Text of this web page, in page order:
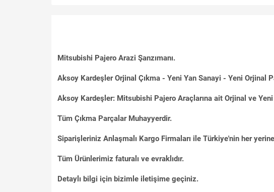
Mitsubishi Pajero Arazi Şanzımanı.
Aksoy Kardeşler Orjinal Çıkma - Yeni Yan Sanayi - Yeni Orjinal
Aksoy Kardeşler: Mitsubishi Pajero Araçlarına ait Orjinal ve Yeni
Tüm Çıkma Parçalar Muhayyerdir.
Siparişleriniz Anlaşmalı Kargo Firmaları ile Türkiye'nin her
Tüm Ürünlerimiz faturalı ve evraklıdır.
Detaylı bilgi için bizimle iletişime geçiniz.